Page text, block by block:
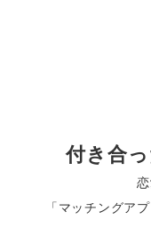
付き合
「マッチングア